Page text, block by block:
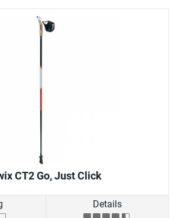
CT2 Go, Just Click
Details